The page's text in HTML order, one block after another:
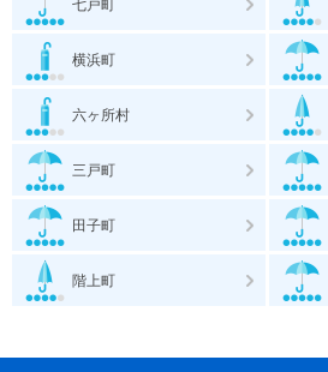
七戸町
横浜町
六ヶ所村
三戸町
田子町
階上町